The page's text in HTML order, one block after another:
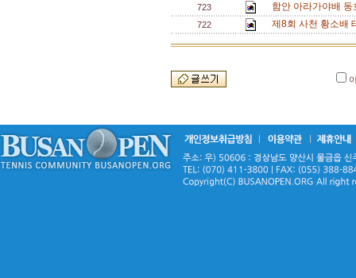
723 함안 아라가야배
722 제8회 사천 황소배